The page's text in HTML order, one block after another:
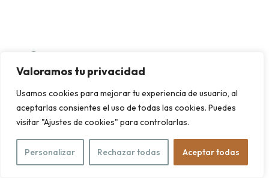
Valoramos tu privacidad
Usamos cookies para mejorar tu experiencia de usuario, al
aceptarlas consientes el uso de todas las cookies. Puedes
visitar "Ajustes de cookies" para controlarlas.
Personalizar Rechazar todas Aceptar todas
que vas a querer
poder estar atento y entender